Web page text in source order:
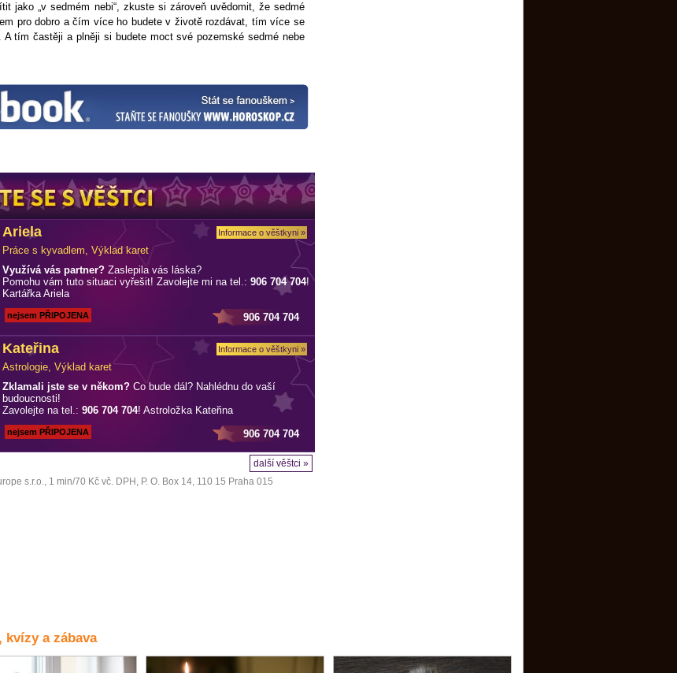
jako „v sedmém nebi“, zkuste si zároveň uvědomit, že sedmé
pro dobro a čím více ho budete v životě rozdávat, tím více se
A tím častěji a plněji si budete moct své pozemské sedmé nebe
Ariela
Práce s kyvadlem, Výklad karet
Informace o věštkyni »
Využívá vás partner? Zaslepila vás láska?
Pomohu vám tuto situaci vyřešit! Zavolejte mi na tel.: 906 704 704!
Kartářka Ariela
nejsem PŘIPOJENA 906 704 704
Kateřina
Astrologie, Výklad karet
Informace o věštkyni »
Zklamali jste se v někom? Co bude dál? Nahlédnu do vaší
budoucnosti!
Zavolejte na tel.: 906 704 704! Astroložka Kateřina
nejsem PŘIPOJENA 906 704 704
další věštci »
s.r.o., 1 min/70 Kč vč. DPH, P. O. Box 14, 110 15 Praha 015
kvízy a zábava